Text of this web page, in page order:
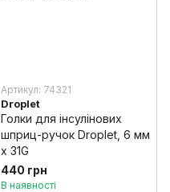
Артикул: 74321
Droplet
Голки для інсулінових
шприц-ручок Droplet, 6 мм
x 31G
440 грн
В наявності